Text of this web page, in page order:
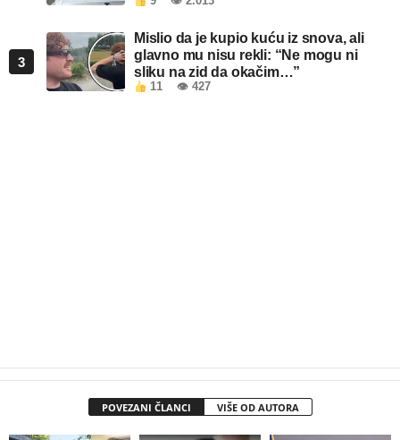
3
Mislio da je kupio kuću iz snova, ali
glavno mu nisu rekli: “Ne mogu ni
sliku na zid da okačim…”
11 👁 427
POVEZANI ČLANCI VIŠE OD AUTORA